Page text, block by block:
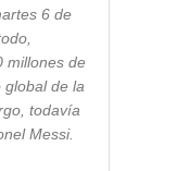
6 de
millones de
global de la
todavía
Messi.